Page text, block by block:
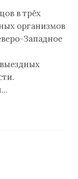
в трёх
организмов
Западное